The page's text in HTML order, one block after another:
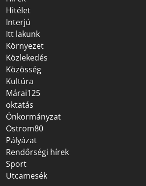
Hitélet
Interjú
Itt lakunk
Környezet
Közlekedés
Közösség
Kultúra
Márai125
oktatás
Önkormányzat
Ostrom80
Pályázat
Rendőrségi hírek
Sport
Utcamesék